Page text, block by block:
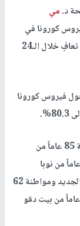
د.مي
جديدة بفيروس كورونا في
و827 حالة تعافٍ خلال الـ24
فيروس كورونا
وأشارت إلى أن حالات الوفاة الجديدة سجلت لمواطنة 85 عاماً من
ترقوميا ومواطن 91 عاما من بيت أمر ومواطن 62 عاماً من نوبا
بمحافظة الخليل، وموطن 79 عاما من مخيم عسكر الجديد ومواطنة 62
عاما من مخيم بلاطة بمحافظة نابلس، وموطنة 42 عاماً من بيت دقو